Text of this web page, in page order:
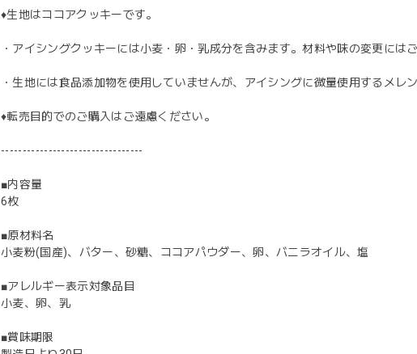
♦︎生地はココアクッキーです。
・アイシングクッキーには小麦・卵・乳成分を含みます。材料や味の変更には
・生地には食品添加物を使用していませんが、アイシングに微量使用するメ
♦︎転売目的でのご購入はご遠慮ください。
---------------------------------
■内容量
6枚
■原材料名
小麦粉(国産)、バター、砂糖、ココアパウダー、卵、バニラオイル、塩
■アレルギー表示対象品目
小麦、卵、乳
■賞味期限